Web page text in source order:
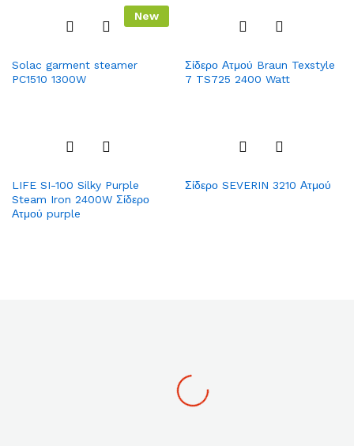
New
to
Solac garment steamer
PC1510 1300W
to
Wish
Σίδερο Ατμού Braun Texstyle
7 TS725 2400 Watt
to
Wish
LIFE SI-100 Silky Purple
Steam Iron 2400W Σίδερο
Ατμού purple
to
Σίδερο SEVERIN 3210 Ατμού